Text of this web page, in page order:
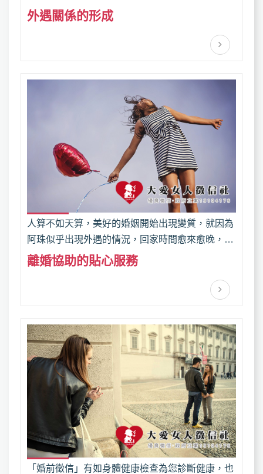
時，男人不斷的跟女人訴苦說他的太太有多差，大
行「外遇抓姦」，畢竟現在是法治社會，一般民眾
透過網路，也能了解些許法律，故犯下一點點的錯
外遇關係的形成
人算不如天算，美好的婚姻開始出現變質，就因為
阿珠似乎出現外遇的情況，回家時間愈來愈晚，在
家時也不太搭理他和小孩。龍哥念了老婆好幾次，
糾紛的最佳憑證，無論大小事項，鉅細靡遺的記錄
下來都是對自己的保障！因此徵信社都會有提供離
離婚協助​的貼心服務
「婚前徵信」有如身體健康檢查為您診斷健康，也